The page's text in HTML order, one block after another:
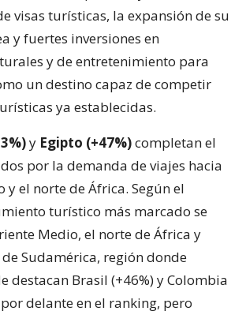
visas turísticas, la expansión de su
y fuertes inversiones en
y de entretenimiento para
un destino capaz de competir
ya establecidas.
y Egipto (+47%)completan el
por la demanda de viajes hacia
y el norte de África. Según el
turístico más marcado se
Medio, el norte de África y
Sudamérica, región donde
destacan Brasil (+46%) y Colombia
delante en el ranking, pero